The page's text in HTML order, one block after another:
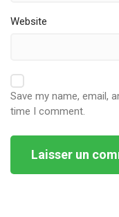
Website
Save my name, email,
time I comment.